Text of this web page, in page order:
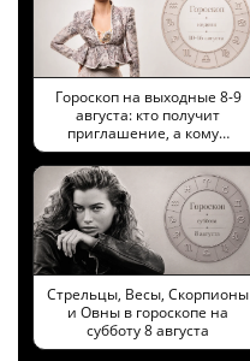
Гороскоп на выходные 8-9
августа: кто получит
приглашение, а кому…
Стрельцы, Весы, Скорпионы
и Овны в гороскопе на
субботу 8 августа